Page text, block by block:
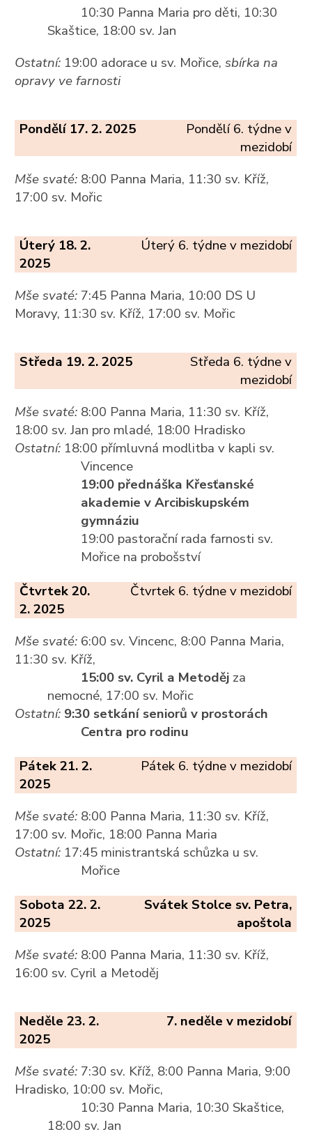
10:30 Panna Maria pro děti, 10:30
Skaštice, 18:00 sv. Jan
Ostatní: 19:00 adorace u sv. Mořice,sbírka na
opravy ve farnosti
Pondělí 17. 2. 2025
Pondělí 6. týdne v
mezidobí
Mše svaté: 8:00 Panna Maria, 11:30 sv. Kříž,
17:00 sv. Mořic
Úterý 18. 2.
2025
Úterý 6. týdne v mezidobí
Mše svaté: 7:45 Panna Maria, 10:00 DS U
Moravy, 11:30 sv. Kříž, 17:00 sv. Mořic
Středa 19. 2. 2025
Středa 6. týdne v
mezidobí
Mše svaté: 8:00 Panna Maria, 11:30 sv. Kříž,
18:00 sv. Jan pro mladé, 18:00 Hradisko
Ostatní: 18:00 přímluvná modlitba v kapli sv.
Vincence
19:00 přednáška Křesťanské
akademie v Arcibiskupském
gymnáziu
19:00 pastorační rada farnosti sv.
Mořice na probošství
Čtvrtek 20.
2. 2025
Čtvrtek 6. týdne v mezidobí
Mše svaté: 6:00 sv. Vincenc, 8:00 Panna Maria,
11:30 sv. Kříž,
15:00 sv. Cyril a Metoděj za
nemocné, 17:00 sv. Mořic
Ostatní: 9:30 setkání seniorů v prostorách
Centra pro rodinu
Pátek 21. 2.
2025
Pátek 6. týdne v mezidobí
Mše svaté: 8:00 Panna Maria, 11:30 sv. Kříž,
17:00 sv. Mořic, 18:00 Panna Maria
Ostatní: 17:45 ministrantská schůzka u sv.
Mořice
Sobota 22. 2.
2025
Svátek Stolce sv. Petra,
apoštola
Mše svaté: 8:00 Panna Maria, 11:30 sv. Kříž,
16:00 sv. Cyril a Metoděj
Neděle 23. 2.
2025
7. neděle v mezidobí
Mše svaté: 7:30 sv. Kříž, 8:00 Panna Maria, 9:00
Hradisko, 10:00 sv. Mořic,
10:30 Panna Maria, 10:30 Skaštice,
18:00 sv. Jan